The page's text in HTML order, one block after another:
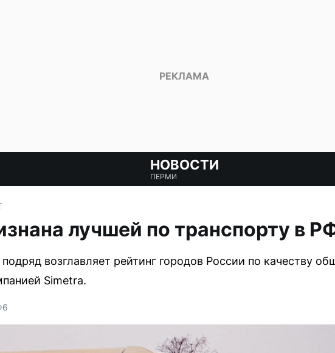
НОВОСТИ
ПЕРМИ
лучшей по транспорту в
возглавляет рейтинг городов России по качеству
Simetra.
6